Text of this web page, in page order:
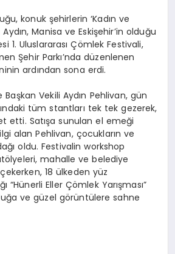
konuk şehirlerin ‘Kadın ve
Manisa ve Eskişehir’in olduğu
1. Uluslararası Çömlek Festivali,
Şehir Parkı’nda düzenlenen
ardından sona erdi.
Vekili Aydın Pehlivan, gün
tüm stantları tek tek gezerek,
etti. Satışa sunulan el emeği
alan Pehlivan, çocukların ve
oldu. Festivalin workshop
mahalle ve belediye
18 ülkeden yüz
“Hünerli Eller Çömlek Yarışması”
ve güzel görüntülere sahne